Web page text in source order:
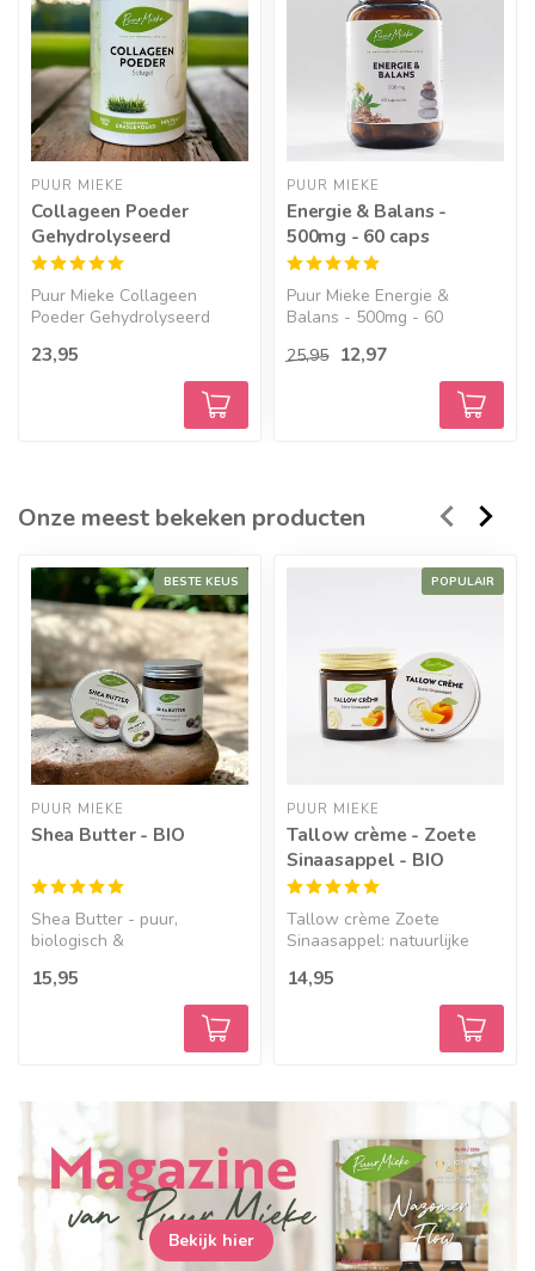
PUUR MIEKE
Collageen Poeder
Gehydrolyseerd
Puur Mieke Collageen
Poeder Gehydrolyseerd
23,95
PUUR MIEKE
Energie & Balans -
500mg - 60 caps
Puur Mieke Energie &
Balans - 500mg - 60
25,95 12,97
Onze meest bekeken producten
BESTE KEUS
PUUR MIEKE
Shea Butter - BIO
Shea Butter - puur,
biologisch &
15,95
POPULAIR
PUUR MIEKE
Tallow crème - Zoete
Sinaasappel - BIO
Tallow crème Zoete
Sinaasappel: natuurlijke
14,95
Bekijk hier